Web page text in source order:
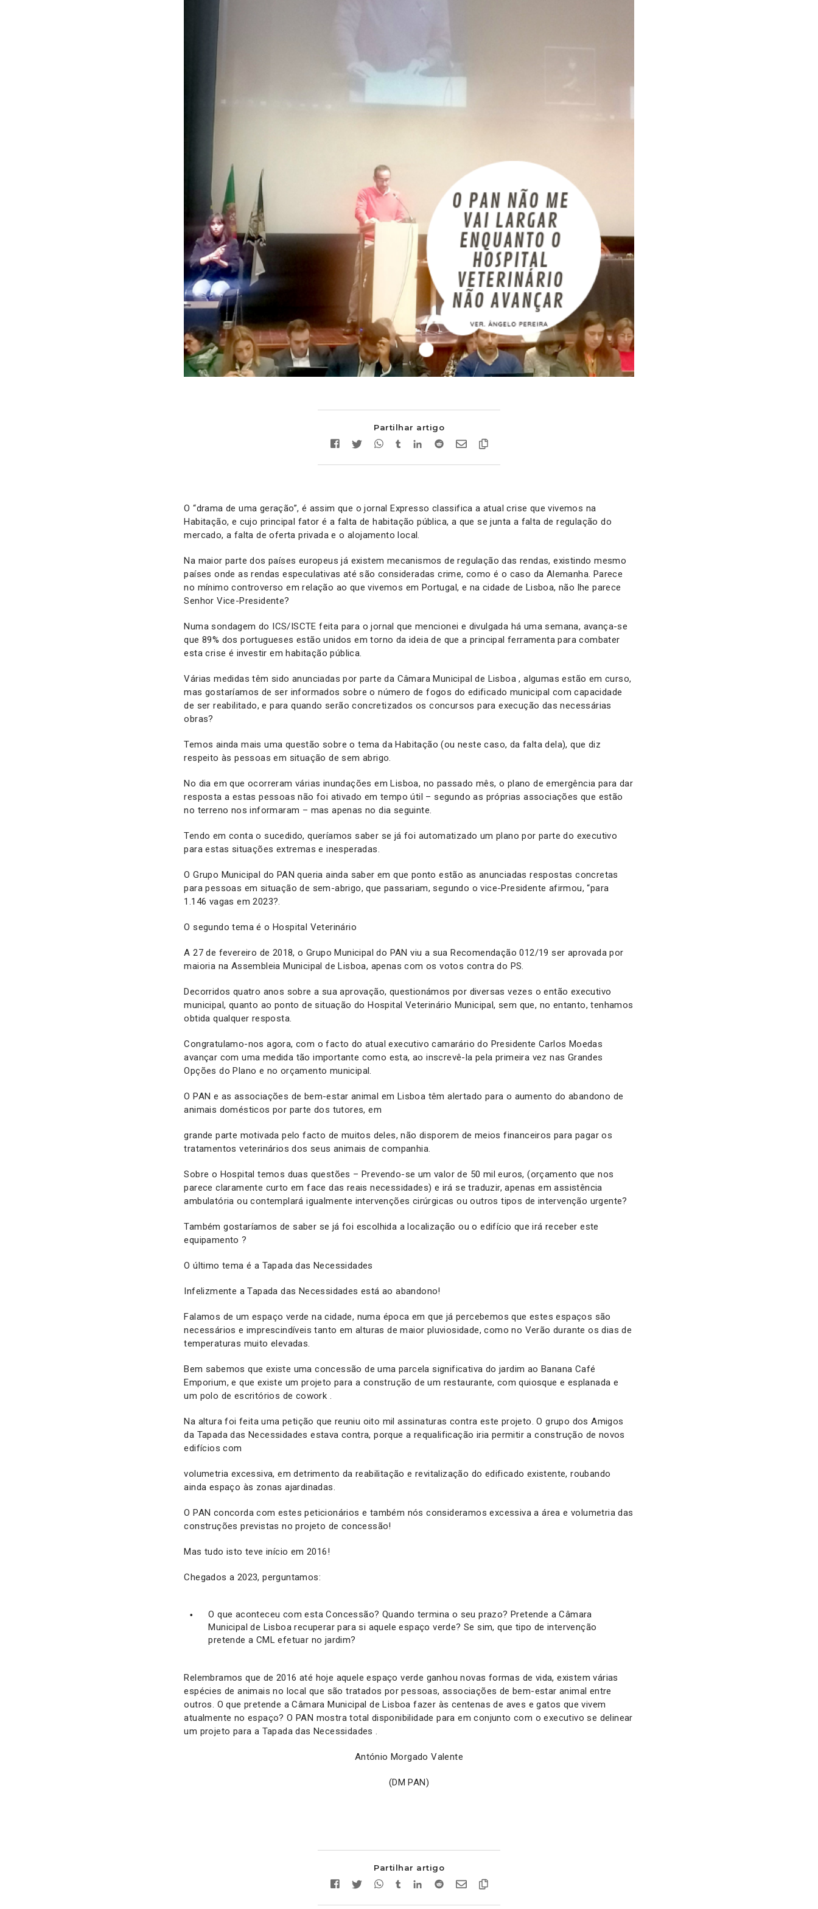
Partilhar artigo
O “drama de uma geração”, é assim que o jornal Expresso classifica a atual crise que vivemos na
Habitação, e cujo principal fator é a falta de habitação pública, a que se junta a falta de regulação do
mercado, a falta de oferta privada e o alojamento local.
Na maior parte dos países europeus já existem mecanismos de regulação das rendas, existindo mesmo
países onde as rendas especulativas até são consideradas crime, como é o caso da Alemanha. Parece
no mínimo controverso em relação ao que vivemos em Portugal, e na cidade de Lisboa, não lhe parece
Senhor Vice-Presidente?
Numa sondagem do ICS/ISCTE feita para o jornal que mencionei e divulgada há uma semana, avança-se
que 89% dos portugueses estão unidos em torno da ideia de que a principal ferramenta para combater
esta crise é investir em habitação pública.
Várias medidas têm sido anunciadas por parte da Câmara Municipal de Lisboa , algumas estão em curso,
mas gostaríamos de ser informados sobre o número de fogos do edificado municipal com capacidade
de ser reabilitado, e para quando serão concretizados os concursos para execução das necessárias
obras?
Temos ainda mais uma questão sobre o tema da Habitação (ou neste caso, da falta dela), que diz
respeito às pessoas em situação de sem abrigo.
No dia em que ocorreram várias inundações em Lisboa, no passado mês, o plano de emergência para dar
resposta a estas pessoas não foi ativado em tempo útil – segundo as próprias associações que estão
no terreno nos informaram – mas apenas no dia seguinte.
Tendo em conta o sucedido, queríamos saber se já foi automatizado um plano por parte do executivo
para estas situações extremas e inesperadas.
O Grupo Municipal do PAN queria ainda saber em que ponto estão as anunciadas respostas concretas
para pessoas em situação de sem-abrigo, que passariam, segundo o vice-Presidente afirmou, “para
1.146 vagas em 2023?.
O segundo tema é o Hospital Veterinário
A 27 de fevereiro de 2018, o Grupo Municipal do PAN viu a sua Recomendação 012/19 ser aprovada por
maioria na Assembleia Municipal de Lisboa, apenas com os votos contra do PS.
Decorridos quatro anos sobre a sua aprovação, questionámos por diversas vezes o então executivo
municipal, quanto ao ponto de situação do Hospital Veterinário Municipal, sem que, no entanto, tenhamos
obtida qualquer resposta.
Congratulamo-nos agora, com o facto do atual executivo camarário do Presidente Carlos Moedas
avançar com uma medida tão importante como esta, ao inscrevê-la pela primeira vez nas Grandes
Opções do Plano e no orçamento municipal.
O PAN e as associações de bem-estar animal em Lisboa têm alertado para o aumento do abandono de
animais domésticos por parte dos tutores, em
grande parte motivada pelo facto de muitos deles, não disporem de meios financeiros para pagar os
tratamentos veterinários dos seus animais de companhia.
Sobre o Hospital temos duas questões – Prevendo-se um valor de 50 mil euros, (orçamento que nos
parece claramente curto em face das reais necessidades) e irá se traduzir, apenas em assistência
ambulatória ou contemplará igualmente intervenções cirúrgicas ou outros tipos de intervenção urgente?
Também gostaríamos de saber se já foi escolhida a localização ou o edifício que irá receber este
equipamento ?
O último tema é a Tapada das Necessidades
Infelizmente a Tapada das Necessidades está ao abandono!
Falamos de um espaço verde na cidade, numa época em que já percebemos que estes espaços são
necessários e imprescindíveis tanto em alturas de maior pluviosidade, como no Verão durante os dias de
temperaturas muito elevadas.
Bem sabemos que existe uma concessão de uma parcela significativa do jardim ao Banana Café
Emporium, e que existe um projeto para a construção de um restaurante, com quiosque e esplanada e
um polo de escritórios de cowork .
Na altura foi feita uma petição que reuniu oito mil assinaturas contra este projeto. O grupo dos Amigos
da Tapada das Necessidades estava contra, porque a requalificação iria permitir a construção de novos
edifícios com
volumetria excessiva, em detrimento da reabilitação e revitalização do edificado existente, roubando
ainda espaço às zonas ajardinadas.
O PAN concorda com estes peticionários e também nós consideramos excessiva a área e volumetria das
construções previstas no projeto de concessão!
Mas tudo isto teve início em 2016!
Chegados a 2023, perguntamos:
O que aconteceu com esta Concessão? Quando termina o seu prazo? Pretende a Câmara
Municipal de Lisboa recuperar para si aquele espaço verde? Se sim, que tipo de intervenção
pretende a CML efetuar no jardim?
Relembramos que de 2016 até hoje aquele espaço verde ganhou novas formas de vida, existem várias
espécies de animais no local que são tratados por pessoas, associações de bem-estar animal entre
outros. O que pretende a Câmara Municipal de Lisboa fazer às centenas de aves e gatos que vivem
atualmente no espaço? O PAN mostra total disponibilidade para em conjunto com o executivo se delinear
um projeto para a Tapada das Necessidades .
António Morgado Valente
(DM PAN)
Partilhar artigo